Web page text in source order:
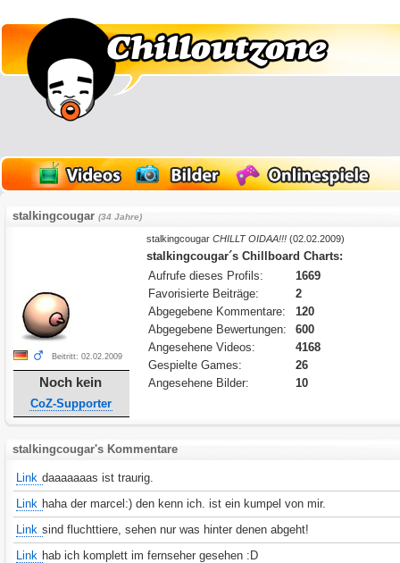
stalkingcougar(34 Jahre)
Beitritt: 02.02.2009
Noch kein
CoZ-Supporter
stalkingcougarCHILLT OIDAA!!! (02.02.2009)
stalkingcougar´s Chillboard Charts:
Aufrufe dieses Profils:
1669
Favorisierte Beiträge:
2
Abgegebene Kommentare:
120
Abgegebene Bewertungen:
600
Angesehene Videos:
4168
Gespielte Games:
26
Angesehene Bilder:
10
stalkingcougar's Kommentare
Link daaaaaaas ist traurig.
Link haha der marcel:) den kenn ich. ist ein kumpel von mir.
Link sind fluchttiere, sehen nur was hinter denen abgeht!
Link hab ich komplett im fernseher gesehen :D